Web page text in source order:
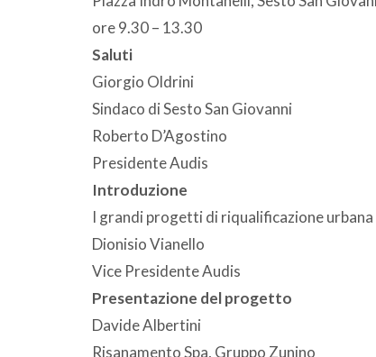
ore 9.30 – 13.30
Saluti
Giorgio Oldrini
Sindaco di Sesto San Giovanni
Roberto D’Agostino
Presidente Audis
Introduzione
I grandi progetti di riqualificazione
Dionisio Vianello
Vice Presidente Audis
Presentazione del progetto
Davide Albertini
Risanamento Spa, Gruppo Zunino